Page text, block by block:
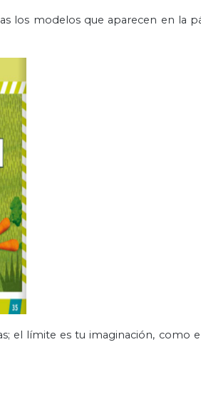
los modelos que aparecen en la
el límite es tu imaginación, como